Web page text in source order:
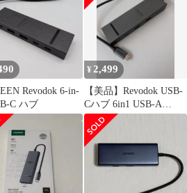
単一出力8K@30Hz
100W PD急速充電
5Gbps高速データ転送
MacBook UGREEN
M1/M2 XPS ThinkP
Revodok 6-in-
C ハブ
¥2,499
【美品】Revodok USB-
Cハブ 6in1 USB-A
HDMI LAN